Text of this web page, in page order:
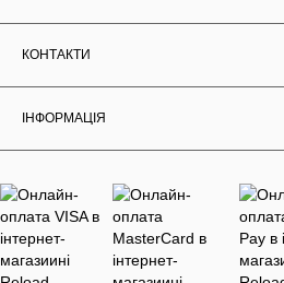
КОНТАКТИ
ІНФОРМАЦІЯ